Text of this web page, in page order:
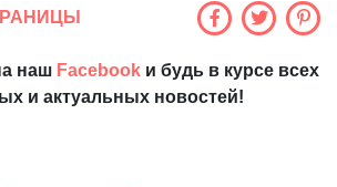
наш Facebook и будь в курсе всех
и актуальных новостей!